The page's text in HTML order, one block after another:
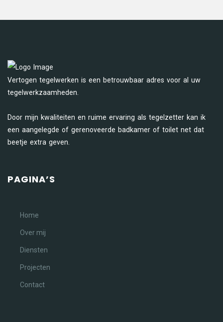
Vertogen tegelwerken is een betrouwbaar adres voor al uw
tegelwerkzaamheden.
Door mijn kwaliteiten en ruime ervaring als tegelzetter kan ik
een aangelegde of gerenoveerde badkamer of toilet net dat
beetje extra geven.
PAGINA’S
Home
Over mij
Diensten
Projecten
Contact